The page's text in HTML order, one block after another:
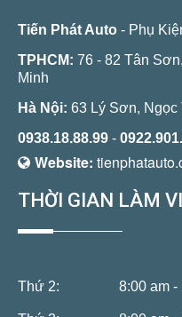
Tiến Phát Auto - Phụ
TPHCM: 76 - 82 Tân
Minh
Hà Nội: 63 Lý Sơn, Ngọc
0938.18.88.99 -
Website:
THỜI GIAN LÀM
Thứ 2: 8:00 am -